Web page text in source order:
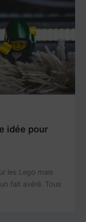
idée pour
les Lego mais
fait avéré. Tous